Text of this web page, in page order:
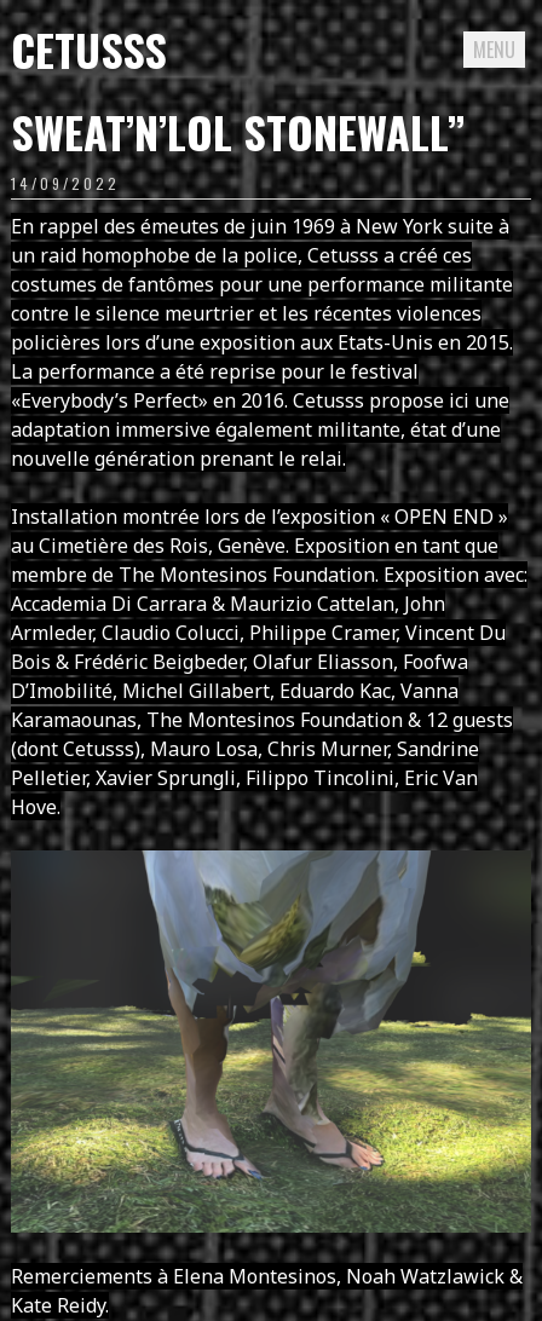
CETUSSS MENU
Passer
directement
au
contenu
SWEAT’N’LOL STONEWALL’’
14/09/2022
En rappel des émeutes de juin 1969 à New York suite à
un raid homophobe de la police, Cetusss a créé ces
costumes de fantômes pour une performance militante
contre le silence meurtrier et les récentes violences
policières lors d’une exposition aux Etats-Unis en 2015.
La performance a été reprise pour le festival
«Everybody’s Perfect» en 2016. Cetusss propose ici une
adaptation immersive également militante, état d’une
nouvelle génération prenant le relai.
Installation montrée lors de l’exposition « OPEN END »
au Cimetière des Rois, Genève. Exposition en tant que
membre de The Montesinos Foundation. Exposition avec:
Accademia Di Carrara & Maurizio Cattelan, John
Armleder, Claudio Colucci, Philippe Cramer, Vincent Du
Bois & Frédéric Beigbeder, Olafur Eliasson, Foofwa
D’Imobilité, Michel Gillabert, Eduardo Kac, Vanna
Karamaounas, The Montesinos Foundation & 12 guests
(dont Cetusss), Mauro Losa, Chris Murner, Sandrine
Pelletier, Xavier Sprungli, Filippo Tincolini, Eric Van
Hove.
Remerciements à Elena Montesinos, Noah Watzlawick &
Kate Reidy.